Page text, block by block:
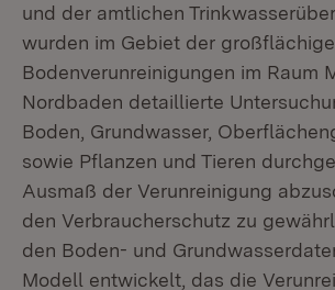
und der amtlichen
wurden im Gebiet der
Bodenverunreinigungen im Raum
Nordbaden detaillierte
Boden, Grundwasser,
sowie Pflanzen und Tieren
Ausmaß der Verunreinigung
den Verbraucherschutz zu
den Boden- und
Modell entwickelt, das die